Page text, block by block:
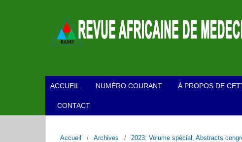
ACCUEIL NUMÉRO COURANT À PROPOS DE
CONTACT
Accueil / Archives / 2023: Volume spécial, Abstracts